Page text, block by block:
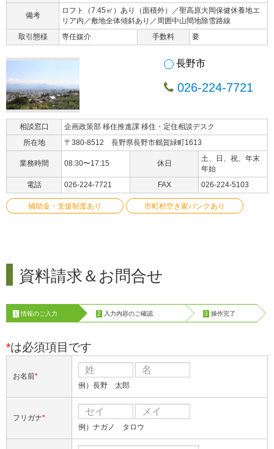
備考
ロフト（7.45㎡）あり（面積外）／聖高原大岡保健休養地エ
リア内／敷地全体傾斜あり／周囲中山間地除雪路線
取引態様
専任媒介 手数料 要
長野市
026-224-7721
相談窓口
企画政策部 移住推進課 移住・定住相談デスク
所在地
〒380-8512 長野県長野市鶴賀緑町1613
業務時間 08:30〜17:15 休日
土、日、祝、年末
年始
電話
026-224-7721 FAX 026-224-5103
補助金・支援制度あり 市町村空き家バンクあり
資料請求＆お問合せ
1 情報のご入力 2 入力内容のご確認 3 操作完了
*は必須項目です
お名前*
例）長野 太郎
フリガナ*
例）ナガノ タロウ